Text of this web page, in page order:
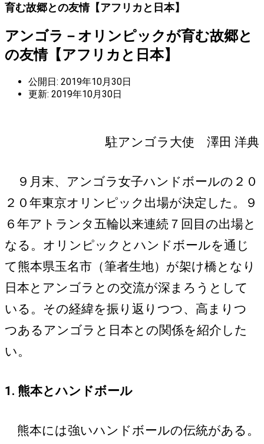
育む故郷との友情【アフリカと日本】
アンゴラ－オリンピックが育む故郷と
の友情【アフリカと日本】
公開日: 2019年10月30日
更新: 2019年10月30日
駐アンゴラ大使 澤田 洋典
９月末、アンゴラ女子ハンドボールの２０
２０年東京オリンピック出場が決定した。９
６年アトランタ五輪以来連続７回目の出場と
なる。オリンピックとハンドボールを通じ
て熊本県玉名市（筆者生地）が架け橋となり
日本とアンゴラとの交流が深まろうとして
いる。その経緯を振り返りつつ、高まりつ
つあるアンゴラと日本との関係を紹介した
い。
1. 熊本とハンドボール
熊本には強いハンドボールの伝統がある。